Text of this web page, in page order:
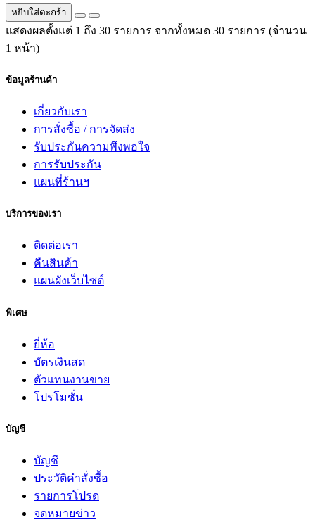
หยิบใส่ตะกร้า
แสดงผลตั้งแต่ 1 ถึง 30 รายการ จากทั้งหมด 30 รายการ (จำนวน
1 หน้า)
ข้อมูลร้านค้า
เกี่ยวกับเรา
การสั่งซื้อ / การจัดส่ง
รับประกันความพึงพอใจ
การรับประกัน
แผนที่ร้านฯ
บริการของเรา
ติดต่อเรา
คืนสินค้า
แผนผังเว็บไซต์
พิเศษ
ยี่ห้อ
บัตรเงินสด
ตัวแทนงานขาย
โปรโมชั่น
บัญชี
บัญชี
ประวัติคำสั่งซื้อ
รายการโปรด
จดหมายข่าว